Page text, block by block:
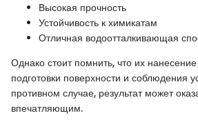
Высокая прочность
Устойчивость к химикатам
Отличная водоотталкивающая
Однако стоит помнить, что их
подготовки поверхности и соблюдения
противном случае, результат может
впечатляющим.